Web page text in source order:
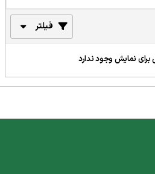
فیلتر
برای نمایش وجود ندارد